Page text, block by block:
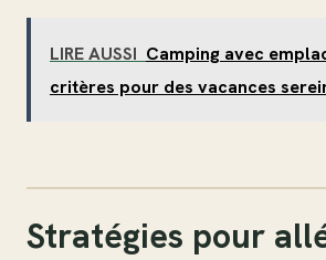
LIRE AUSSI Camping avec
critères pour des vacances
Stratégies pour